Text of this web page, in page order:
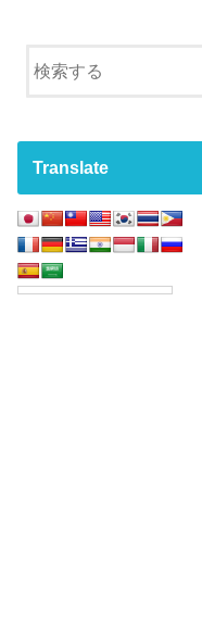
Translate